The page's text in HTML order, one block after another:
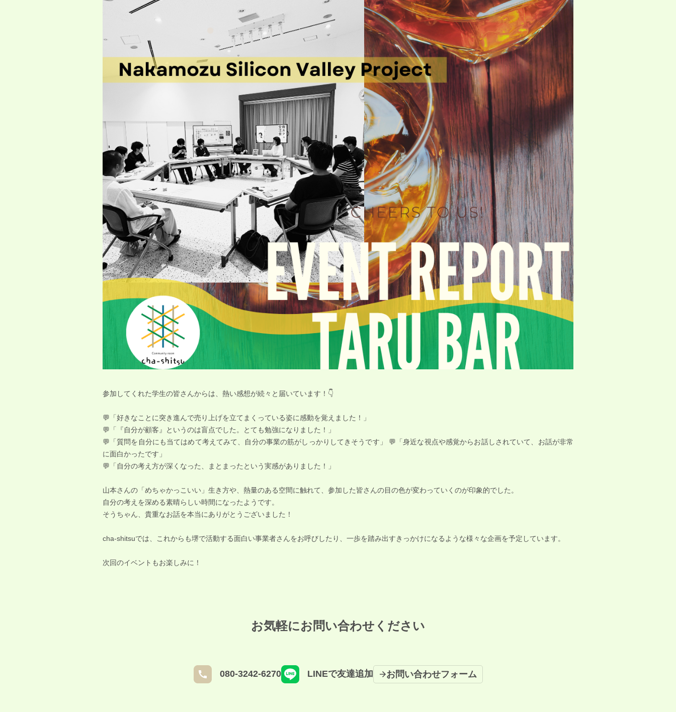
参加してくれた学生の皆さんからは、熱い感想が続々と届いています！👇
💬「好きなことに突き進んで売り上げを立てまくっている姿に感動を覚えました！」
💬「『自分が顧客』というのは盲点でした。とても勉強になりました！」
💬「質問を自分にも当てはめて考えてみて、自分の事業の筋がしっかりしてきそうです」 💬「身近な視点や感覚からお話しされていて、お話が非常
に面白かったです」
💬「自分の考え方が深くなった、まとまったという実感がありました！」
山本さんの「めちゃかっこいい」生き方や、熱量のある空間に触れて、参加した皆さんの目の色が変わっていくのが印象的でした。
自分の考えを深める素晴らしい時間になったようです。
そうちゃん、貴重なお話を本当にありがとうございました！
cha-shitsuでは、これからも堺で活動する面白い事業者さんをお呼びしたり、一歩を踏み出すきっかけになるような様々な企画を予定しています。
次回のイベントもお楽しみに！
お気軽にお問い合わせください
080-3242-6270 LINEで友達追加 お問い合わせフォーム